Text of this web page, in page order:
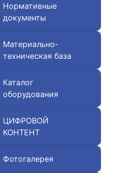
Нормативные
документы
Материально-
техническая база
Каталог
оборудования
ЦИФРОВОЙ
КОНТЕНТ
Фотогалерея